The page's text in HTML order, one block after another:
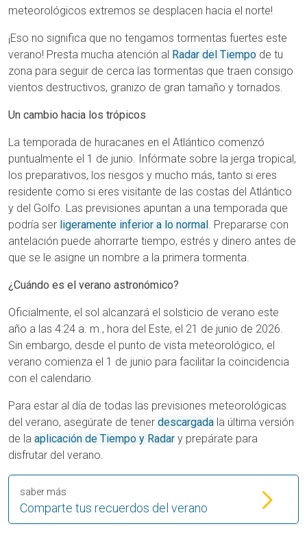
meteorológicos extremos se desplacen hacia el norte!
¡Eso no significa que no tengamos tormentas fuertes este
verano! Presta mucha atención al Radar del Tiempo de tu
zona para seguir de cerca las tormentas que traen consigo
vientos destructivos, granizo de gran tamaño y tornados.
Un cambio hacia los trópicos
La temporada de huracanes en el Atlántico comenzó
puntualmente el 1 de junio. Infórmate sobre la jerga tropical,
los preparativos, los riesgos y mucho más, tanto si eres
residente como si eres visitante de las costas del Atlántico
y del Golfo. Las previsiones apuntan a una temporada que
podría ser ligeramente inferior a lo normal . Prepararse con
antelación puede ahorrarte tiempo, estrés y dinero antes de
que se le asigne un nombre a la primera tormenta.
¿Cuándo es el verano astronómico?
Oficialmente, el sol alcanzará el solsticio de verano este
año a las 4:24 a. m., hora del Este, el 21 de junio de 2026.
Sin embargo, desde el punto de vista meteorológico, el
verano comienza el 1 de junio para facilitar la coincidencia
con el calendario.
Para estar al día de todas las previsiones meteorológicas
del verano, asegúrate de tener descargada la última versión
de la aplicación de Tiempo y Radar y prepárate para
disfrutar del verano.
Comparte tus recuerdos del verano
saber más